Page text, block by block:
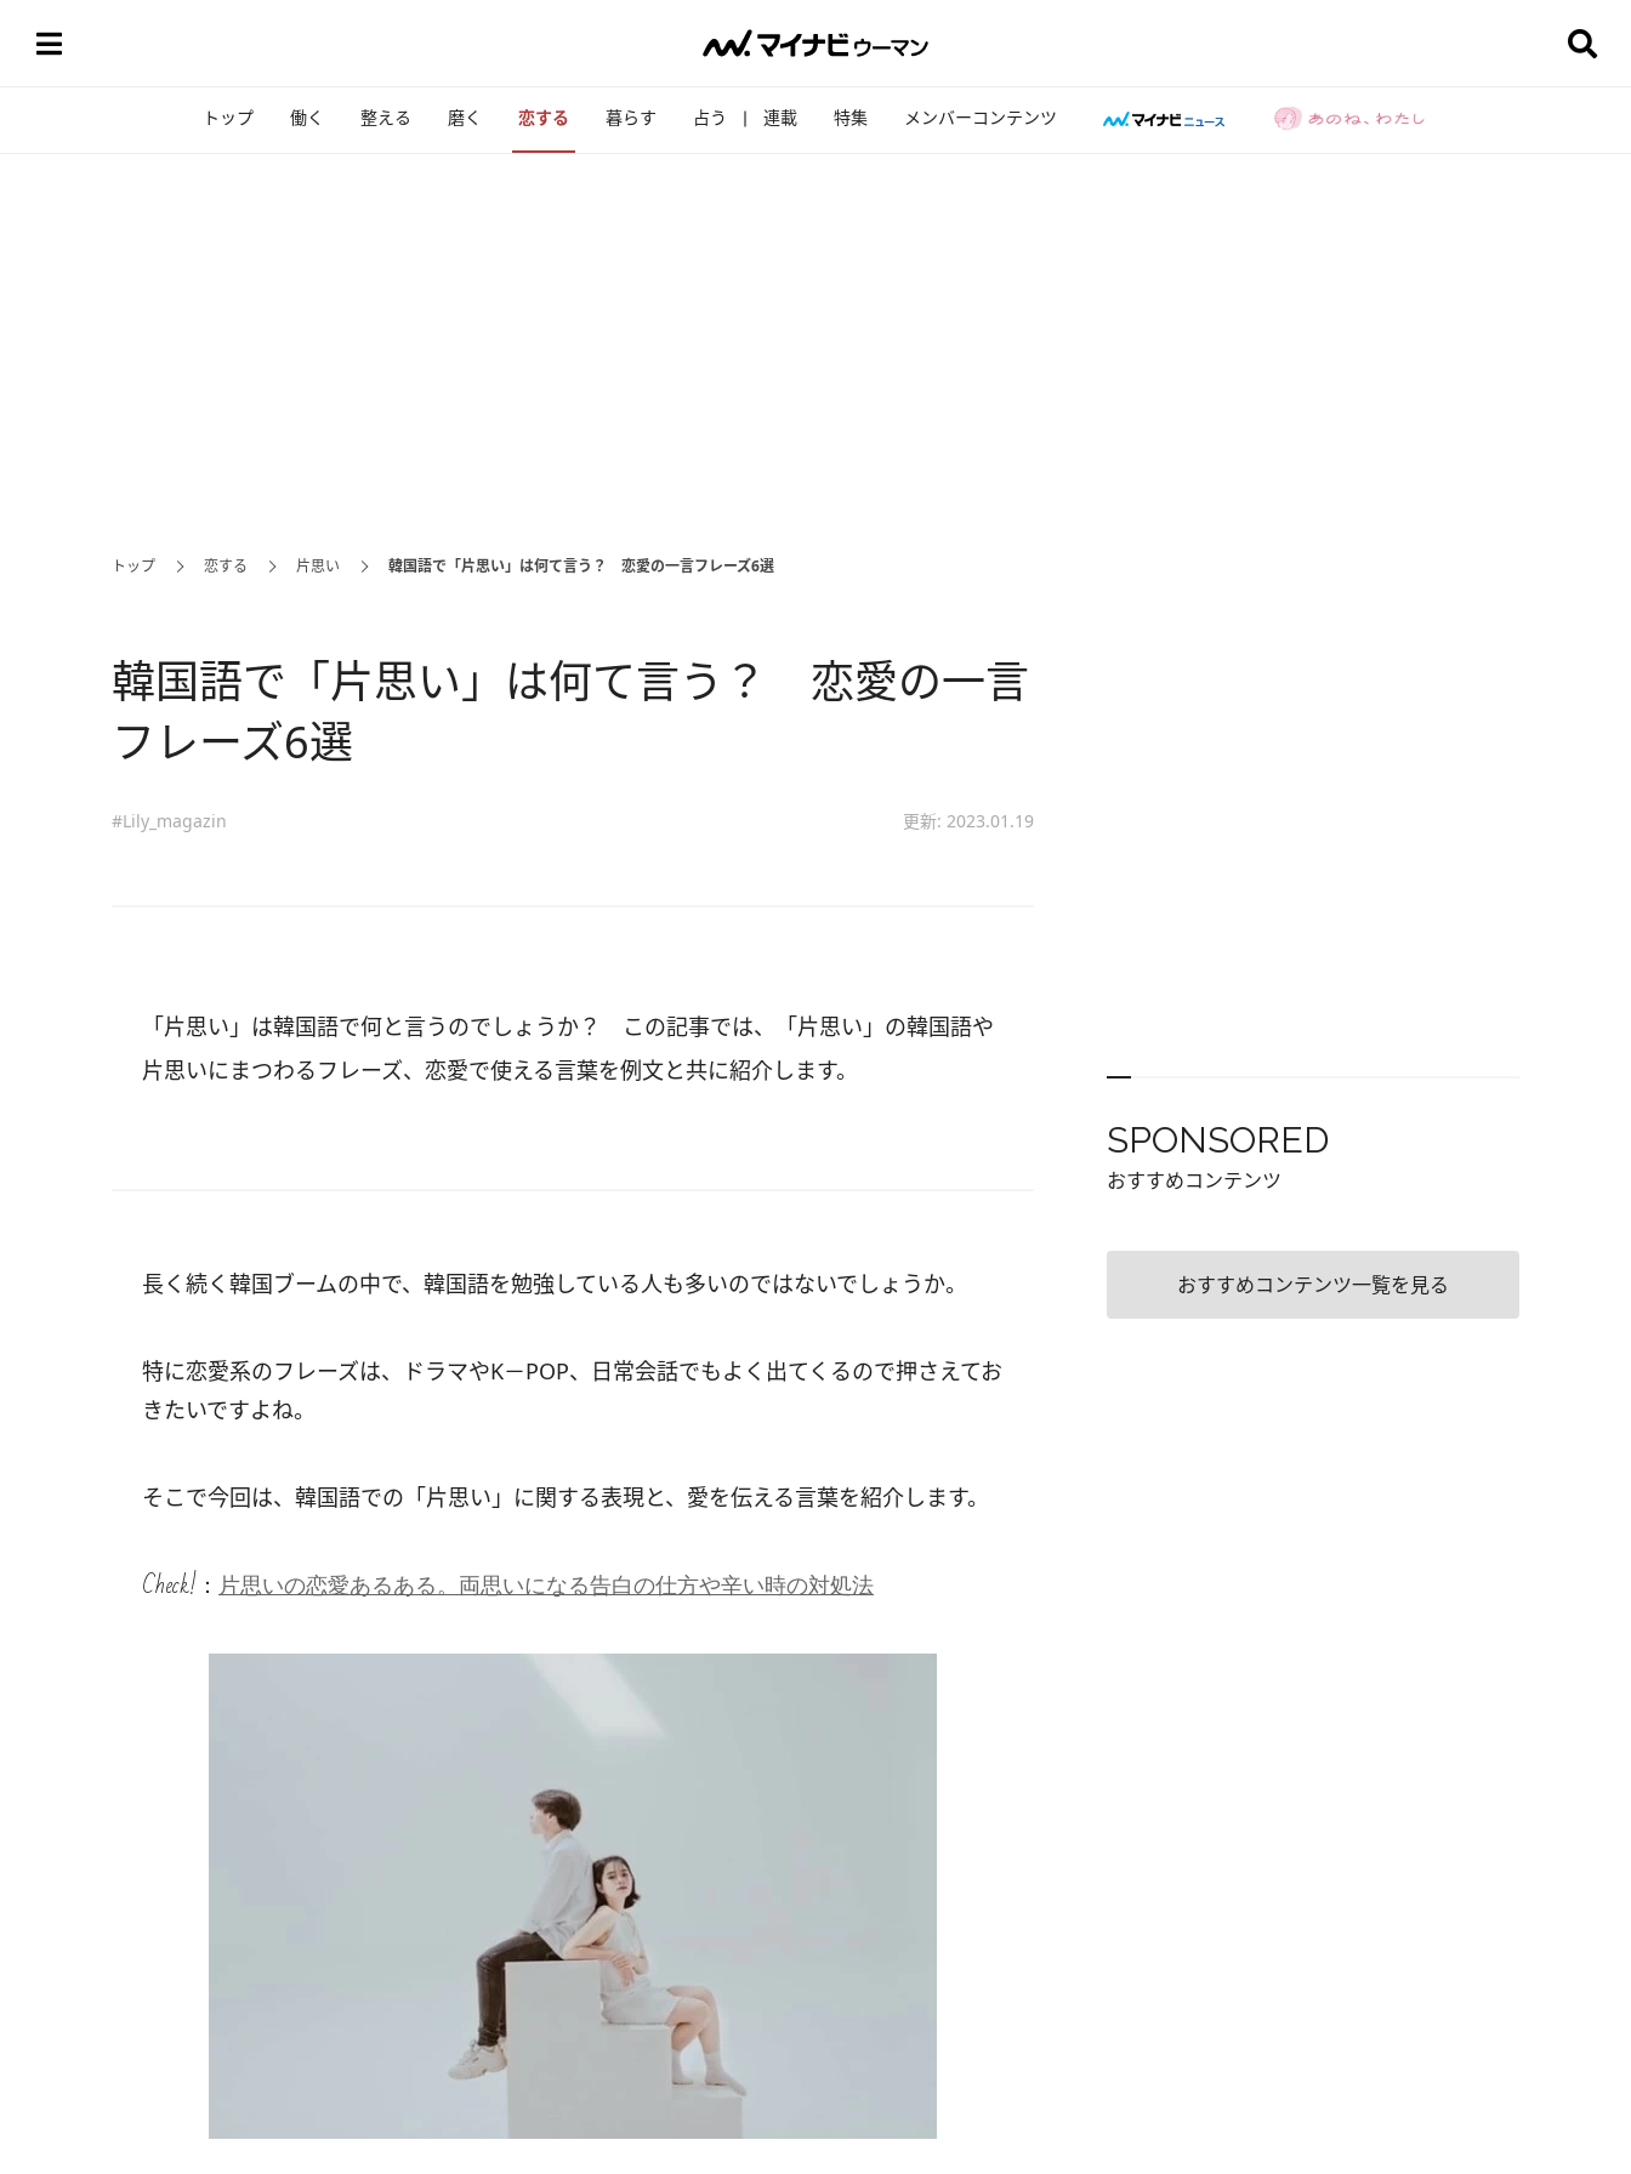
トップ 働く 整える 磨く 恋する 暮らす 占う 連載 特集 メンバーコンテンツ
トップ 恋する 片思い 韓国語で「片思い」は何て言う？ 恋愛の一言フレーズ6選
韓国語で「片思い」は何て言う？ 恋愛の一言
フレーズ6選
#Lily_magazin 更新: 2023.01.19
「片思い」は韓国語で何と言うのでしょうか？ この記事では、「片思い」の韓国語や
片思いにまつわるフレーズ、恋愛で使える言葉を例文と共に紹介します。
長く続く韓国ブームの中で、韓国語を勉強している人も多いのではないでしょうか。
特に恋愛系のフレーズは、ドラマやK－POP、日常会話でもよく出てくるので押さえてお
きたいですよね。
そこで今回は、韓国語での「片思い」に関する表現と、愛を伝える言葉を紹介します。
Check!： 片思いの恋愛あるある。両思いになる告白の仕方や辛い時の対処法
SPONSORED
おすすめコンテンツ
おすすめコンテンツ一覧を見る